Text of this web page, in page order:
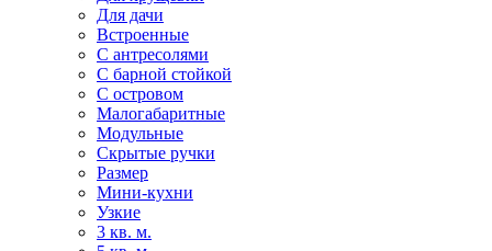
Для дачи
Встроенные
С антресолями
С барной стойкой
С островом
Малогабаритные
Модульные
Скрытые ручки
Размер
Мини-кухни
Узкие
3 кв. м.